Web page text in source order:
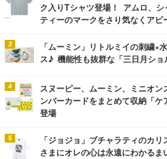
ク入りTシャツ登場！ アムロ、シ
ティーのマークをさり気なくアピ
「ムーミン」リトルミイの刺繍×
ス♪ 機能性も抜群な「三日月ショ
スヌーピー、ムーミン、ミニオン
ンバーカードをまとめて収納「ケ
登場
「ジョジョ」ブチャラティのカ
さまにオレの心は永遠にわかるま